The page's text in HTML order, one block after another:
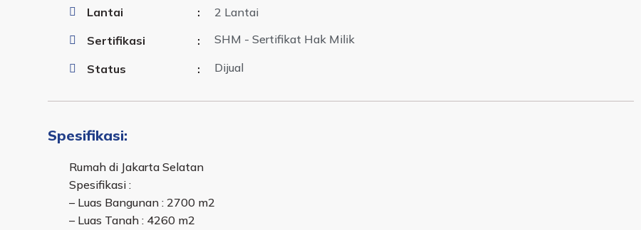
Lantai
:
2 Lantai
Sertifikasi
: SHM - Sertifikat Hak Milik
Status : Dijual
Spesifikasi:
Rumah di Jakarta Selatan
Spesifikasi :
– Luas Bangunan : 2700 m2
– Luas Tanah : 4260 m2